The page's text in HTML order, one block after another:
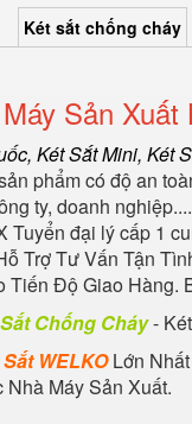
Két sắt chống cháy
Sản
, Két Sắt Mini, Két
phẩm có độ an
ty, doanh nghiệp....
Tuyển đại lý cấp 1
Trợ Tư Vấn Tận
Tiến Độ Giao Hàng.
Chống Cháy-
WELKOLớn
Máy Sản Xuất.